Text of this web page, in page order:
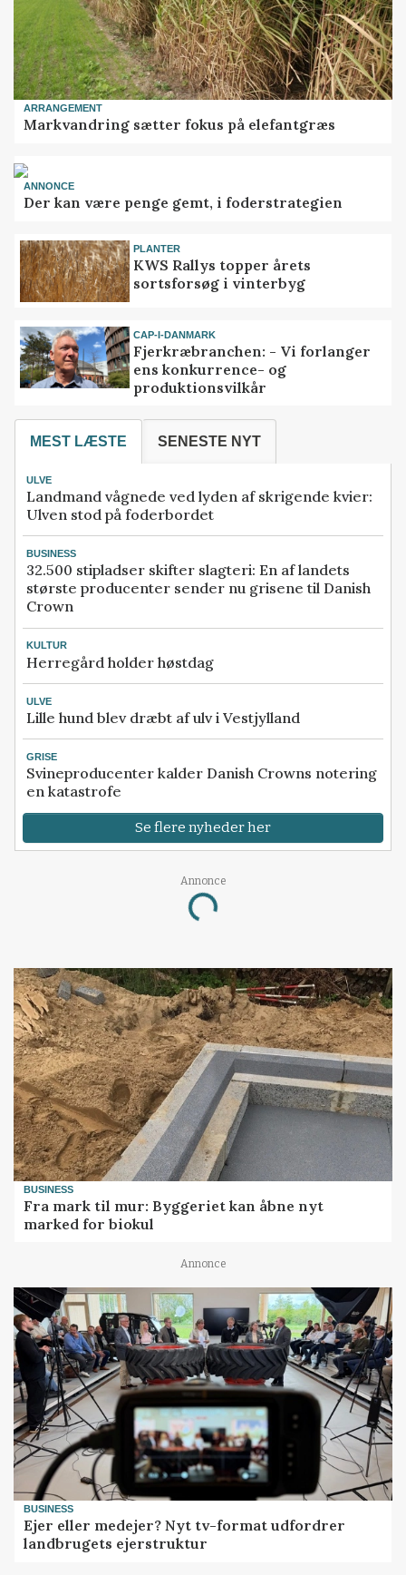
ARRANGEMENT
Markvandring sætter fokus på elefantgræs
ANNONCE
Der kan være penge gemt, i foderstrategien
PLANTER
KWS Rallys topper årets
sortsforsøg i vinterbyg
CAP-I-DANMARK
Fjerkræbranchen: - Vi forlanger
ens konkurrence- og
produktionsvilkår
MEST LÆSTE SENESTE NYT
ULVE
Landmand vågnede ved lyden af skrigende kvier:
Ulven stod på foderbordet
BUSINESS
32.500 stipladser skifter slagteri: En af landets
største producenter sender nu grisene til Danish
Crown
KULTUR
Herregård holder høstdag
ULVE
Lille hund blev dræbt af ulv i Vestjylland
GRISE
Svineproducenter kalder Danish Crowns notering
en katastrofe
Se flere nyheder her
Annonce
Loading...
BUSINESS
Fra mark til mur: Byggeriet kan åbne nyt
marked for biokul
Annonce
BUSINESS
Ejer eller medejer? Nyt tv-format udfordrer
landbrugets ejerstruktur